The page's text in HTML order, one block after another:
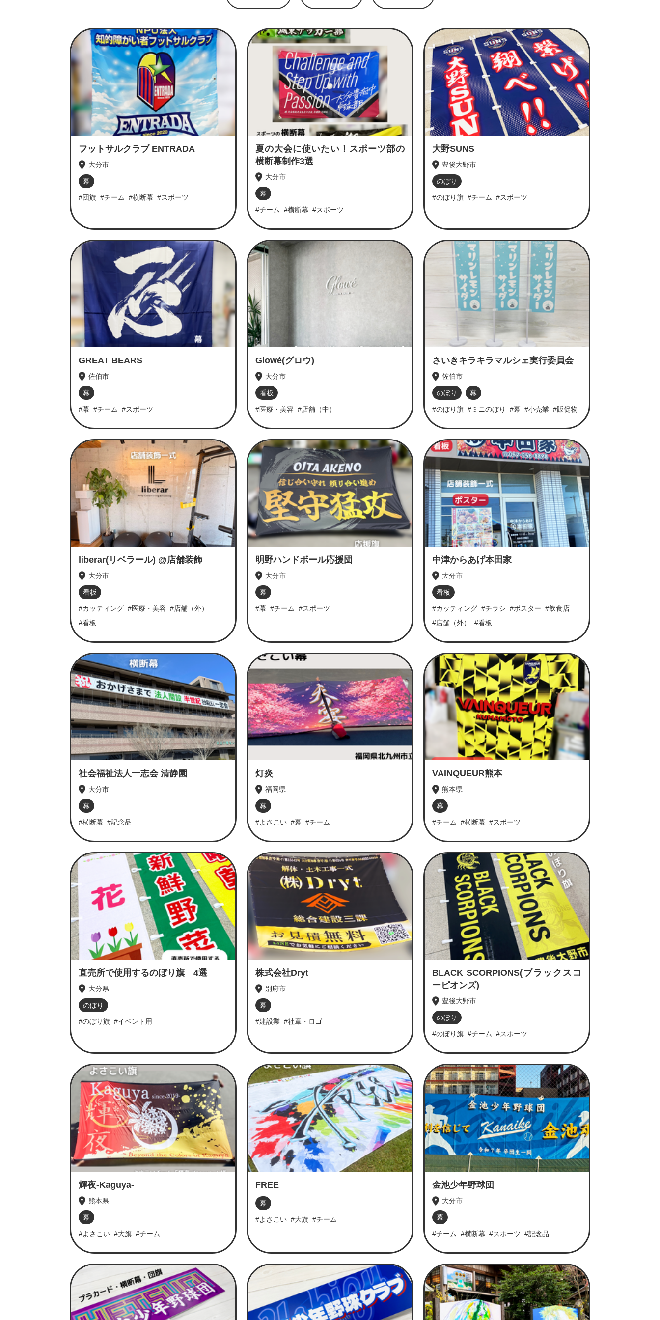
フットサルクラブ ENTRADA
大分市
幕
#団旗 #チーム #横断幕 #スポーツ
夏の大会に使いたい！スポーツ部の
横断幕制作3選
大分市
幕
#チーム #横断幕 #スポーツ
大野SUNS
豊後大野市
のぼり
#のぼり旗 #チーム #スポーツ
GREAT BEARS
佐伯市
幕
#幕 #チーム #スポーツ
Glowé(グロウ)
大分市
看板
#医療・美容 #店舗（中）
さいきキラキラマルシェ実行委員会
佐伯市
のぼり 幕
#のぼり旗 #ミニのぼり #幕 #小売業 #販促物
liberar(リベラール) @店舗装飾
大分市
看板
#カッティング #医療・美容 #店舗（外）
#看板
明野ハンドボール応援団
大分市
幕
#幕 #チーム #スポーツ
中津からあげ本田家
大分市
看板
#カッティング #チラシ #ポスター #飲食店
#店舗（外）
#看板
社会福祉法人一志会 清静園
大分市
幕
#横断幕 #記念品
灯炎
福岡県
幕
#よさこい #幕 #チーム
VAINQUEUR熊本
熊本県
幕
#チーム #横断幕 #スポーツ
直売所で使用するのぼり旗 4選
大分県
のぼり
#のぼり旗 #イベント用
株式会社Dryt
別府市
幕
#建設業 #社章・ロゴ
BLACK SCORPIONS(ブラックスコ
ーピオンズ)
豊後大野市
のぼり
#のぼり旗 #チーム #スポーツ
輝夜-Kaguya-
熊本県
幕
#よさこい #大旗 #チーム
FREE
幕
#よさこい #大旗 #チーム
金池少年野球団
大分市
幕
#チーム #横断幕 #スポーツ #記念品